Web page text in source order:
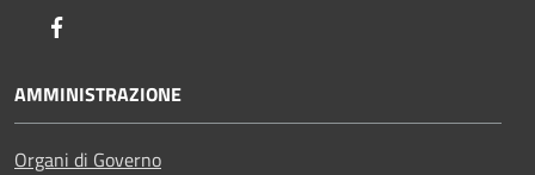
AMMINISTRAZIONE
Organi di Governo